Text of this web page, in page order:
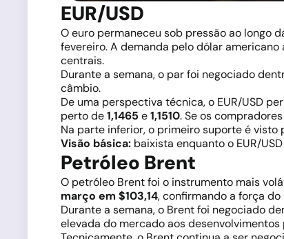
EUR/USD
O euro permaneceu sob pressão ao longo
fevereiro. A demanda pelo dólar
centrais.
Durante a semana, o par foi negociado
câmbio.
De uma perspectiva técnica, o EUR/USD
perto de1,1465 e1,1510. Se os
Na parte inferior, o primeiro suporte é visto
Visão básica: baixista enquanto o EUR/
Petróleo Brent
O petróleo Brent foi o instrumento mais
março em $103,14, confirmando a força
Durante a semana, o Brent foi negociado
elevada do mercado aos desenvolvimentos